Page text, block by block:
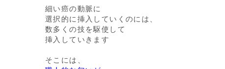
細い癌の動脈に
選択的に挿入していくのには、
数多くの技を駆使して
挿入していきます
そこには、